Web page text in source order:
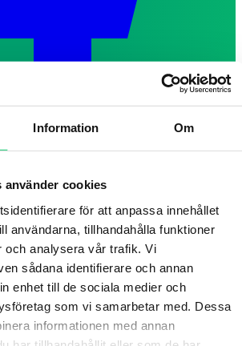
Information Om
använder cookies
för att anpassa innehållet
användarna, tillhandahålla funktioner
och analysera vår trafik. Vi
sådana identifierare och annan
enhet till de sociala medier och
som vi samarbetar med. Dessa
informationen med annan